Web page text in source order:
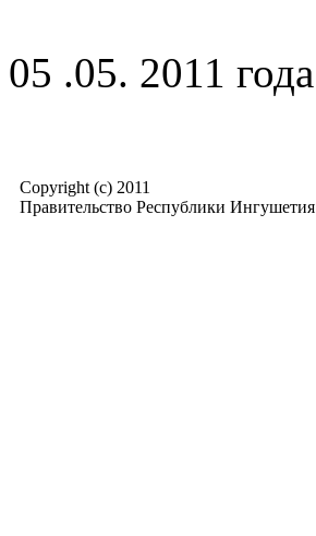
05 .05. 2011 года
Copyright (c) 2011
Правительство Республики Ингушетия